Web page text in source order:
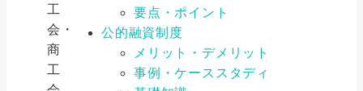
工
会・
商
工
要点・ポイント
公的融資制度
メリット・デメリット
事例・ケーススタディ